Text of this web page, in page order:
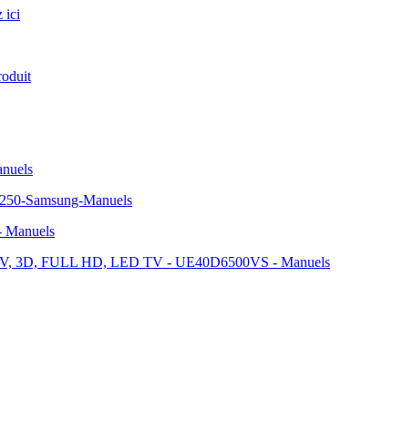
ici
Samsung-Manuels
Manuels
3D, FULL HD, LED TV - UE40D6500VS - Manuels